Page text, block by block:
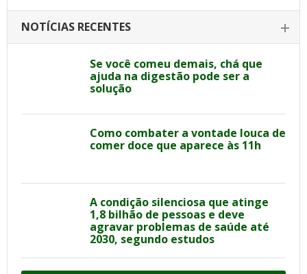
NOTÍCIAS RECENTES
Se você comeu demais, chá que
ajuda na digestão pode ser a
solução
Como combater a vontade louca de
comer doce que aparece às 11h
A condição silenciosa que atinge
1,8 bilhão de pessoas e deve
agravar problemas de saúde até
2030, segundo estudos